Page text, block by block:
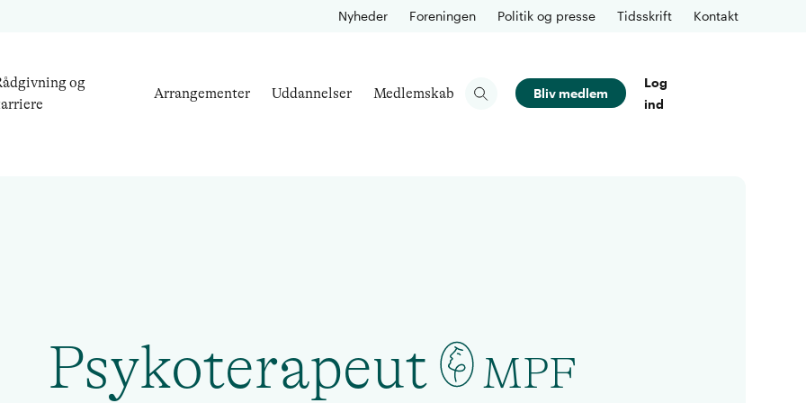
Nyheder Foreningen Politik og presse Tidsskrift Kontakt
og
Arrangementer Uddannelser Medlemskab Bliv medlem
Log
ind
Psykoterapeut MPF